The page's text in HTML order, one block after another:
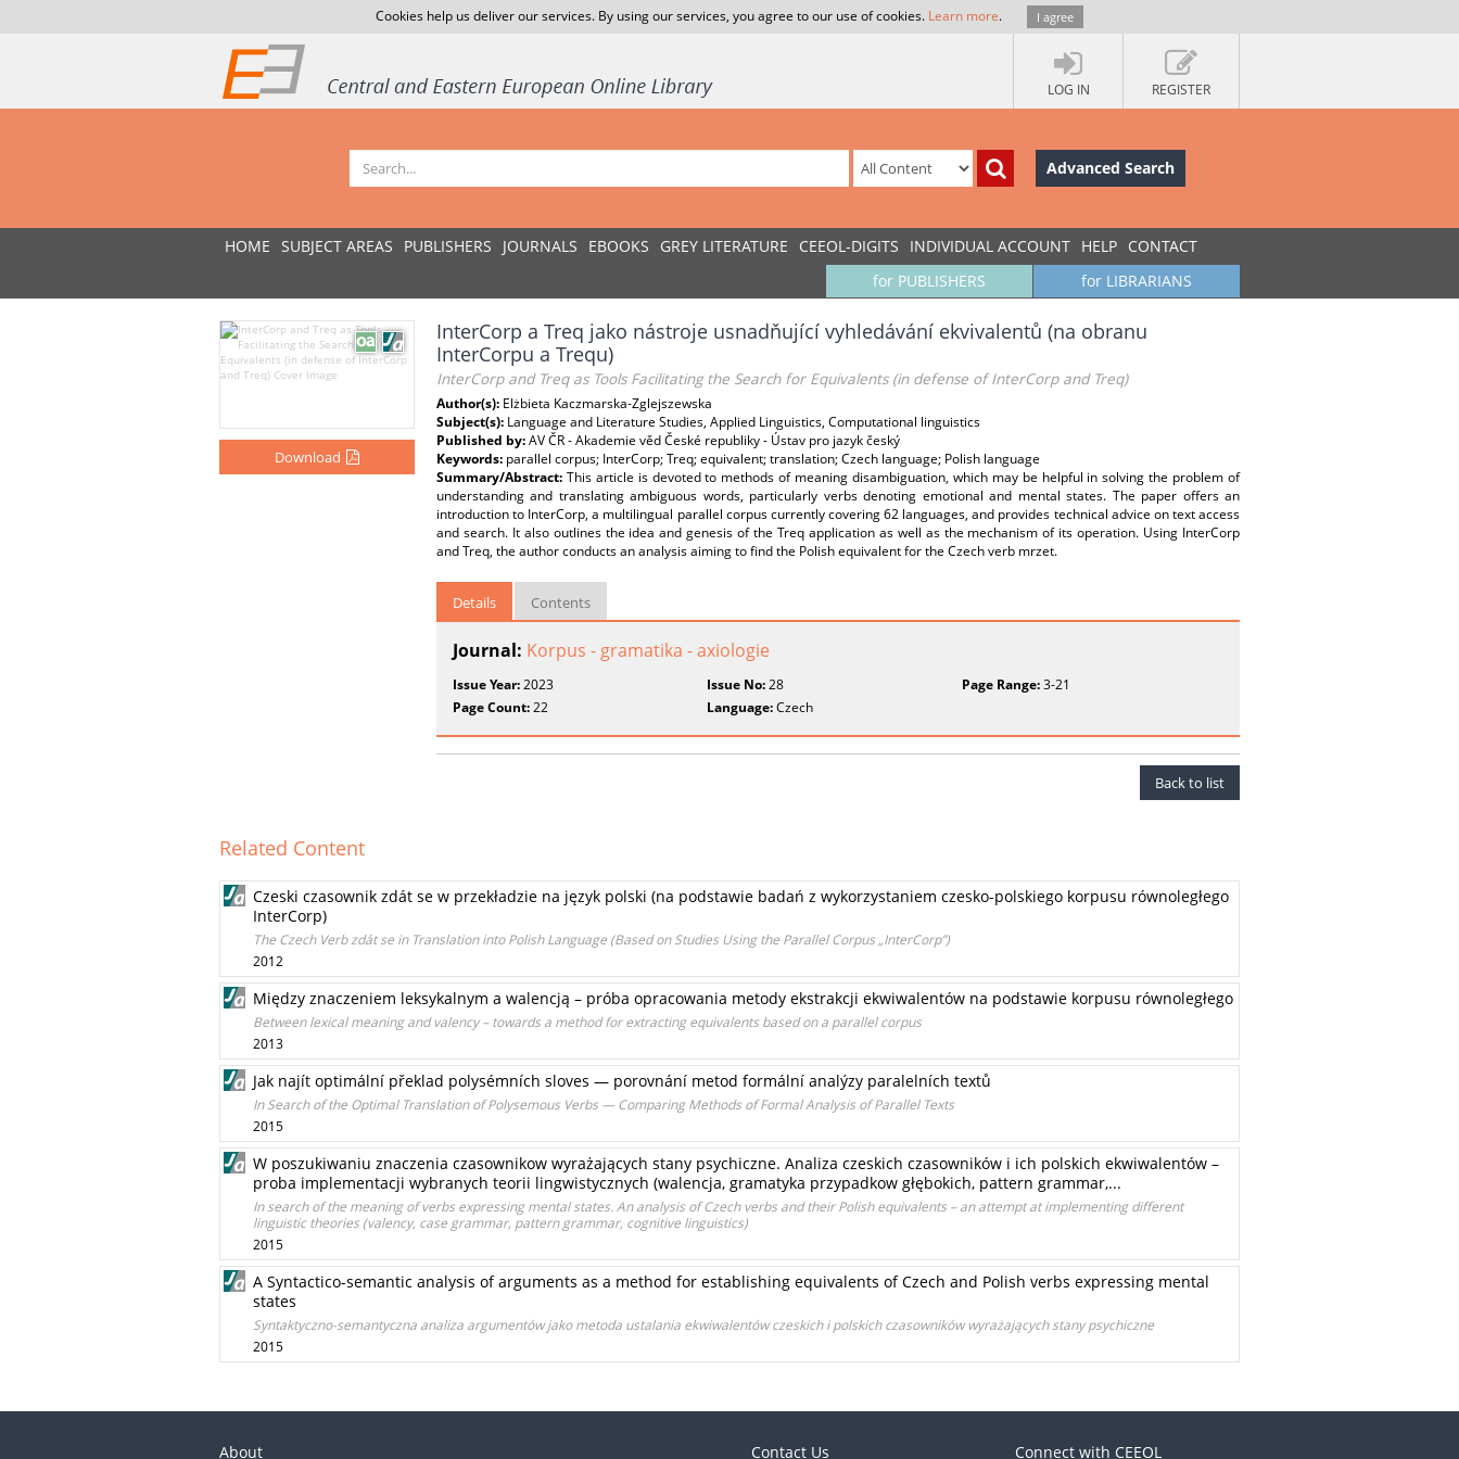
Cookies help us deliver our services. By using our services, you agree to our use of cookies. Learn more. I agree
LOG IN REGISTER
Advanced Search
HOME SUBJECT AREAS PUBLISHERS JOURNALS EBOOKS GREY LITERATURE CEEOL-DIGITS INDIVIDUAL ACCOUNT HELP CONTACT
for LIBRARIANS
for PUBLISHERS
Download
InterCorp a Treq jako nástroje usnadňující vyhledávání ekvivalentů (na obranu
InterCorpu a Trequ)
InterCorp and Treq as Tools Facilitating the Search for Equivalents (in defense of InterCorp and Treq)
Author(s): Elżbieta Kaczmarska-Zglejszewska
Subject(s): Language and Literature Studies, Applied Linguistics, Computational linguistics
Published by:AV ČR - Akademie věd České republiky - Ústav pro jazyk český
Keywords: parallel corpus; InterCorp; Treq; equivalent; translation; Czech language; Polish language
Summary/Abstract: This article is devoted to methods of meaning disambiguation, which may be helpful in solving the problem of
understanding and translating ambiguous words, particularly verbs denoting emotional and mental states. The paper offers an
introduction to InterCorp, a multilingual parallel corpus currently covering 62 languages, and provides technical advice on text access
and search. It also outlines the idea and genesis of the Treq application as well as the mechanism of its operation. Using InterCorp
and Treq, the author conducts an analysis aiming to find the Polish equivalent for the Czech verb mrzet.
Details Contents
Journal: Korpus - gramatika - axiologie
Issue Year:2023 Issue No:28 Page Range:3-21
Page Count:22 Language:Czech
Back to list
Related Content
Czeski czasownik zdát se w przekładzie na język polski (na podstawie badań z wykorzystaniem czesko-polskiego korpusu równoległego
InterCorp)
The Czech Verb zdát se in Translation into Polish Language (Based on Studies Using the Parallel Corpus „InterCorp”)
2012
Między znaczeniem leksykalnym a walencją – próba opracowania metody ekstrakcji ekwiwalentów na podstawie korpusu równoległego
Between lexical meaning and valency – towards a method for extracting equivalents based on a parallel corpus
2013
Jak najít optimální překlad polysémních sloves — porovnání metod formální analýzy paralelních textů
In Search of the Optimal Translation of Polysemous Verbs — Comparing Methods of Formal Analysis of Parallel Texts
2015
W poszukiwaniu znaczenia czasownikow wyrażających stany psychiczne. Analiza czeskich czasowników i ich polskich ekwiwalentów –
proba implementacji wybranych teorii lingwistycznych (walencja, gramatyka przypadkow głębokich, pattern grammar,...
In search of the meaning of verbs expressing mental states. An analysis of Czech verbs and their Polish equivalents – an attempt at implementing different
linguistic theories (valency, case grammar, pattern grammar, cognitive linguistics)
2015
A Syntactico-semantic analysis of arguments as a method for establishing equivalents of Czech and Polish verbs expressing mental
states
Syntaktyczno-semantyczna analiza argumentów jako metoda ustalania ekwiwalentów czeskich i polskich czasowników wyrażających stany psychiczne
2015
About Contact Us Connect with CEEOL